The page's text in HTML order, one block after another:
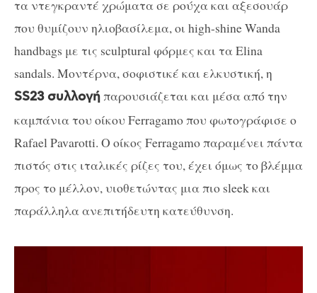
τα ντεγκραντέ χρώματα σε ρούχα και αξεσουάρ
που θυμίζουν ηλιοβασίλεμα, οι high-shine Wanda
handbags με τις sculptural φόρμες και τα Elina
sandals. Μοντέρνα, σοφιστικέ και ελκυστική, η
SS23 συλλογήπαρουσιάζεται και μέσα από την
καμπάνια του οίκου Ferragamo που φωτογράφισε ο
Rafael Pavarotti. Ο οίκος Ferragamo παραμένει πάντα
πιστός στις ιταλικές ρίζες του, έχει όμως το βλέμμα
προς το μέλλον, υιοθετώντας μια πιο sleek και
παράλληλα ανεπιτήδευτη κατεύθυνση.